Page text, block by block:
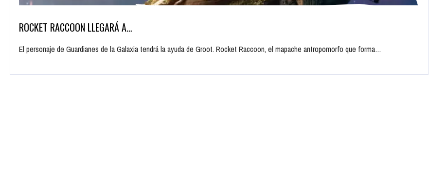
ROCKET RACCOON LLEGARÁ A…
El personaje de Guardianes de la Galaxia tendrá la ayuda de Groot. Rocket Raccoon, el mapache antropomorfo que forma…